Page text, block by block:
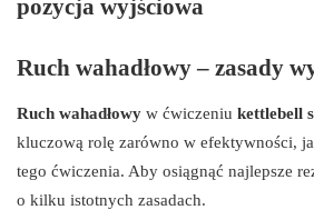
pozycja wyjściowa
Ruch wahadłowy – zasady
Ruch wahadłowy w ćwiczeniu kettlebell
kluczową rolę zarówno w efektywności,
tego ćwiczenia. Aby osiągnąć najlepsze
o kilku istotnych zasadach.